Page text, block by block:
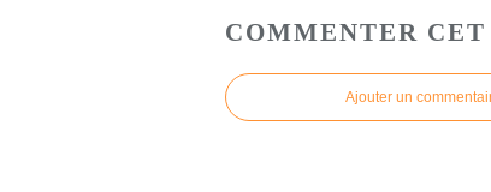
COMMENTER
Ajouter un